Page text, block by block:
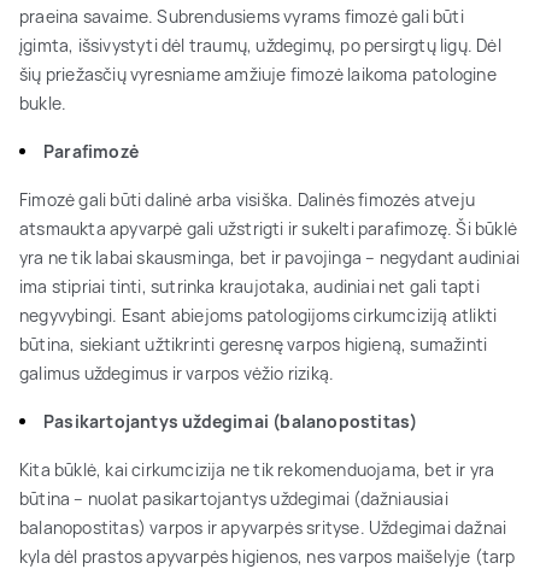
praeina savaime. Subrendusiems vyrams fimozė gali būti
įgimta, išsivystyti dėl traumų, uždegimų, po persirgtų ligų. Dėl
šių priežasčių vyresniame amžiuje fimozė laikoma patologine
bukle.
Parafimozė
Fimozė gali būti dalinė arba visiška. Dalinės fimozės atveju
atsmaukta apyvarpė gali užstrigti ir sukelti parafimozę. Ši būklė
yra ne tik labai skausminga, bet ir pavojinga – negydant audiniai
ima stipriai tinti, sutrinka kraujotaka, audiniai net gali tapti
negyvybingi. Esant abiejoms patologijoms cirkumciziją atlikti
būtina, siekiant užtikrinti geresnę varpos higieną, sumažinti
galimus uždegimus ir varpos vėžio riziką.
Pasikartojantys uždegimai (balanopostitas)
Kita būklė, kai cirkumcizija ne tik rekomenduojama, bet ir yra
būtina – nuolat pasikartojantys uždegimai (dažniausiai
balanopostitas) varpos ir apyvarpės srityse. Uždegimai dažnai
kyla dėl prastos apyvarpės higienos, nes varpos maišelyje (tarp